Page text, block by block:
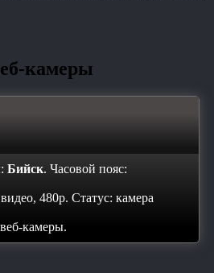
камеры
Бийск. Часовой пояс:
480p. Статус: камера
камеры.